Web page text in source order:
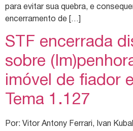
para evitar sua quebra, e
encerramento de […]
STF encerrada
sobre
imóvel de fiador
Tema 1.127
Por: Vitor Antony Ferrari, Ivan